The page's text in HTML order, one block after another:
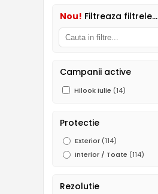
Nou! Filtreaza filtrele...
Campanii active
Hilook Iulie (14)
Protectie
Exterior (114)
Interior / Toate (114)
Rezolutie